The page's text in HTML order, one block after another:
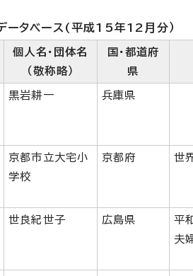
ータベース(平成15年12月分）
個人名・団体名
（敬称略）
国・都道府
県
黒岩耕一 兵庫県
京都市立大宅小
学校
京都府 世
世良紀世子 広島県
平
夫